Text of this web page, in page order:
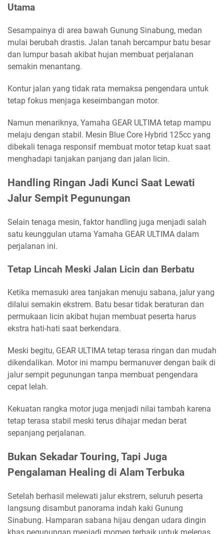
Utama
Sesampainya di area bawah Gunung Sinabung, medan
mulai berubah drastis. Jalan tanah bercampur batu besar
dan lumpur basah akibat hujan membuat perjalanan
semakin menantang.
Kontur jalan yang tidak rata memaksa pengendara untuk
tetap fokus menjaga keseimbangan motor.
Namun menariknya, Yamaha GEAR ULTIMA tetap mampu
melaju dengan stabil. Mesin Blue Core Hybrid 125cc yang
dibekali tenaga responsif membuat motor tetap kuat saat
menghadapi tanjakan panjang dan jalan licin.
Handling Ringan Jadi Kunci Saat Lewati
Jalur Sempit Pegunungan
Selain tenaga mesin, faktor handling juga menjadi salah
satu keunggulan utama Yamaha GEAR ULTIMA dalam
perjalanan ini.
Tetap Lincah Meski Jalan Licin dan Berbatu
Ketika memasuki area tanjakan menuju sabana, jalur yang
dilalui semakin ekstrem. Batu besar tidak beraturan dan
permukaan licin akibat hujan membuat peserta harus
ekstra hati-hati saat berkendara.
Meski begitu, GEAR ULTIMA tetap terasa ringan dan mudah
dikendalikan. Motor ini mampu bermanuver dengan baik di
jalur sempit pegunungan tanpa membuat pengendara
cepat lelah.
Kekuatan rangka motor juga menjadi nilai tambah karena
tetap terasa stabil meski terus dihajar medan berat
sepanjang perjalanan.
Bukan Sekadar Touring, Tapi Juga
Pengalaman Healing di Alam Terbuka
Setelah berhasil melewati jalur ekstrem, seluruh peserta
langsung disambut panorama indah kaki Gunung
Sinabung. Hamparan sabana hijau dengan udara dingin